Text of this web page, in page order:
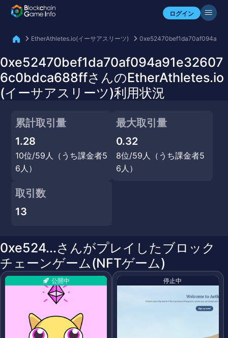
ログイン
自分のアセットを確認
EtherAthletes.io(イーサアスリーツ)
0xe52470bef1da70af094a91e32607
6c0bdca688ffさんのEtherAthletes.io
(イーサアスリーツ)利用状況
累計取引量
1.28
10位/59人（うち課金者5
6人）
最大取引量
0.32
8位/59人（うち課金者5
6人）
取引数
13
0xe524...さんがプレイしたブロック
チェーンゲーム(NFTゲーム)
公開中 停止中